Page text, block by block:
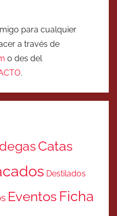
para cualquier
a través de
o des del
.
Catas
Destilados
Eventos Ficha